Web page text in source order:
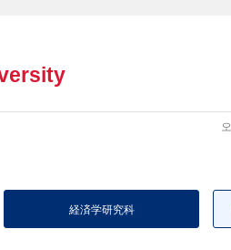
経済学研究科